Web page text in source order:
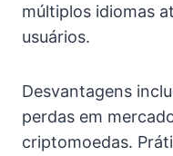
múltiplos idiomas
usuários.
Desvantagens
perdas em
criptomoedas.